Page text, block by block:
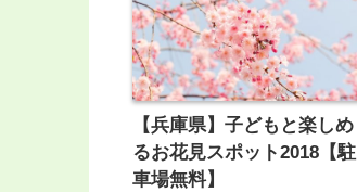
【兵庫県】子どもと楽しめ
るお花見スポット2018【駐
車場無料】